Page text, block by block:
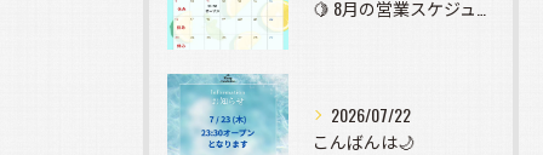
2026/07/22
こんばんは🌙